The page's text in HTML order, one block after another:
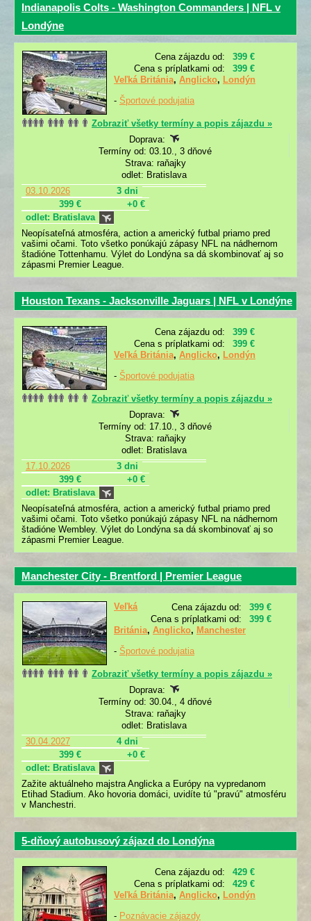
Indianapolis Colts - Washington Commanders | NFL v
Londýne
Cena zájazdu od:
399 €
Cena s príplatkami od:
399 €
Veľká Británia, Anglicko, Londýn
- Športové podujatia
Zobraziť všetky termíny a popis zájazdu »
Doprava:
Termíny od: 03.10., 3 dňové
Strava: raňajky
odlet: Bratislava
03.10.2026
3 dni
399 €
+0 €
odlet: Bratislava
Neopísateľná atmosféra, action a americký futbal priamo pred
vašimi očami. Toto všetko ponúkajú zápasy NFL na nádhernom
štadióne Tottenhamu. Výlet do Londýna sa dá skombinovať aj so
zápasmi Premier League.
Houston Texans - Jacksonville Jaguars | NFL v Londýne
Cena zájazdu od:
399 €
Cena s príplatkami od:
399 €
Veľká Británia, Anglicko, Londýn
- Športové podujatia
Zobraziť všetky termíny a popis zájazdu »
Doprava:
Termíny od: 17.10., 3 dňové
Strava: raňajky
odlet: Bratislava
17.10.2026
3 dni
399 €
+0 €
odlet: Bratislava
Neopísateľná atmosféra, action a americký futbal priamo pred
vašimi očami. Toto všetko ponúkajú zápasy NFL na nádhernom
štadióne Wembley. Výlet do Londýna sa dá skombinovať aj so
zápasmi Premier League.
Manchester City - Brentford | Premier League
Cena zájazdu od:
399 €
Cena s príplatkami od:
399 €
Veľká
Británia, Anglicko, Manchester
- Športové podujatia
Zobraziť všetky termíny a popis zájazdu »
Doprava:
Termíny od: 30.04., 4 dňové
Strava: raňajky
odlet: Bratislava
30.04.2027
4 dni
399 €
+0 €
odlet: Bratislava
Zažite aktuálneho majstra Anglicka a Európy na vypredanom
Etihad Stadium. Ako hovoria domáci, uvidíte tú "pravú" atmosféru
v Manchestri.
5-dňový autobusový zájazd do Londýna
Cena zájazdu od:
429 €
Cena s príplatkami od:
429 €
Veľká Británia, Anglicko, Londýn
- Poznávacie zájazdy